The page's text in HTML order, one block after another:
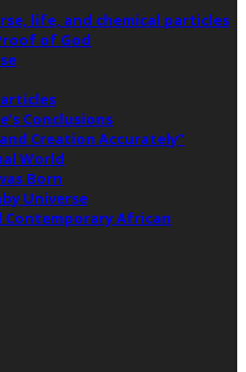
life, and chemical particles
of God
Conclusions
Creation Accurately”
World
Born
Universe
African